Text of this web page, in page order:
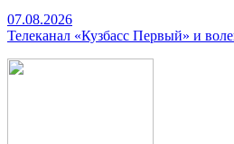
07.08.2026
Телеканал «Кузбасс Первый» и